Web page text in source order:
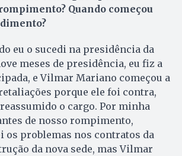
Quando começou
eu o sucedi na presidência da
meses de presidência, eu fiz a
e Vilmar Mariano começou a
porque ele foi contra,
o cargo. Por minha
de nosso rompimento,
os problemas nos contratos da
da nova sede, mas Vilmar